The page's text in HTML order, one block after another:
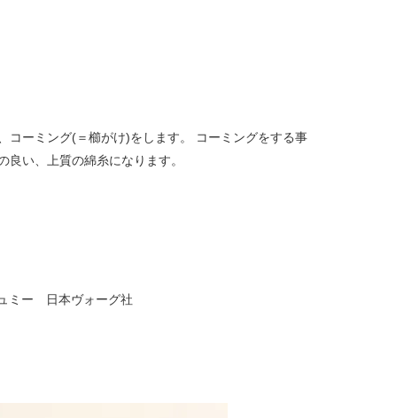
コーミング(＝櫛がけ)をします。 コーミングをする事
い、上質の綿糸になります。
ミー 日本ヴォーグ社